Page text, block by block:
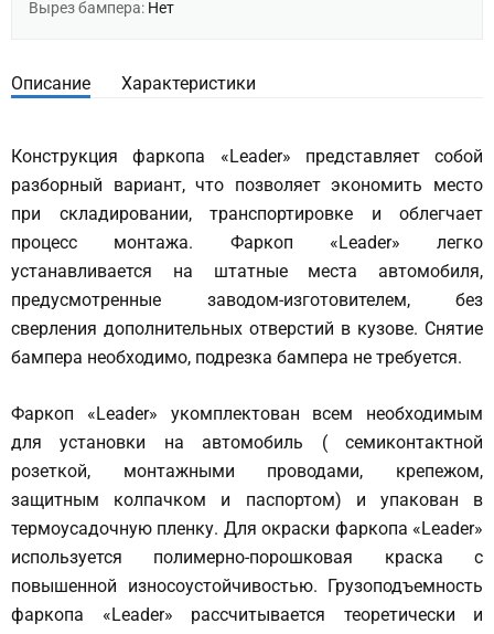
Вырез бампера: Нет
Описание Характеристики
Конструкция фаркопа «Leader» представляет собой
разборный вариант, что позволяет экономить место
при складировании, транспортировке и облегчает
процесс монтажа. Фаркоп «Leader» легко
устанавливается на штатные места автомобиля,
предусмотренные заводом-изготовителем, без
сверления дополнительных отверстий в кузове. Снятие
бампера необходимо, подрезка бампера не требуется.
Фаркоп «Leader» укомплектован всем необходимым
для установки на автомобиль ( семиконтактной
розеткой, монтажными проводами, крепежом,
защитным колпачком и паспортом) и упакован в
термоусадочную пленку. Для окраски фаркопа «Leader»
используется полимерно-порошковая краска с
повышенной износоустойчивостью. Грузоподъемность
фаркопа «Leader» рассчитывается теоретически и